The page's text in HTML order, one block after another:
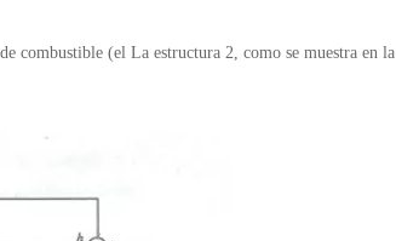
combustible (el La estructura 2, como se muestra en la